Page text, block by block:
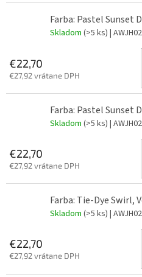
Farba: Pastel Sunset
Skladom (>5 ks) |
€22,70
€27,92 vrátane DPH
Farba: Pastel Sunset
Skladom (>5 ks) |
€22,70
€27,92 vrátane DPH
Farba: Tie-Dye Swirl,
Skladom (>5 ks) |
€22,70
€27,92 vrátane DPH